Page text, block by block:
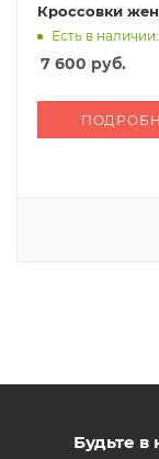
Кроссовки
Есть в
7 600 руб.
Будьте